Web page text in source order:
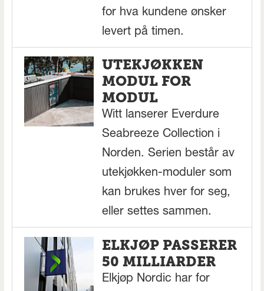
for hva kundene ønsker
levert på timen.
UTEKJØKKEN
MODUL FOR
MODUL
Witt lanserer Everdure
Seabreeze Collection i
Norden. Serien består av
utekjøkken-moduler som
kan brukes hver for seg,
eller settes sammen.
ELKJØP PASSERER
50 MILLIARDER
Elkjøp Nordic har for